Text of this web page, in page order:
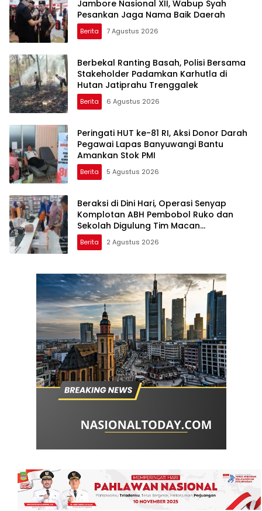
Jambore Nasional XII, Wabup Syah
Pesankan Jaga Nama Baik Daerah
Berita 7 Agustus 2026
Berbekal Ranting Basah, Polisi Bersama
Stakeholder Padamkan Karhutla di
Hutan Jatiprahu Trenggalek
Berita 6 Agustus 2026
Peringati HUT ke-81 RI, Aksi Donor Darah
Pegawai Lapas Banyuwangi Bantu
Amankan Stok PMI
Berita 5 Agustus 2026
Beraksi di Dini Hari, Operasi Senyap
Komplotan ABH Pembobol Ruko dan
Sekolah Digulung Tim Macan
Blambangan
Berita 2 Agustus 2026